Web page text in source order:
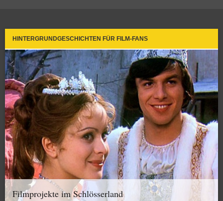
HINTERGRUNDGESCHICHTEN FÜR FILM-FANS
Filmprojekte im Schlösserland